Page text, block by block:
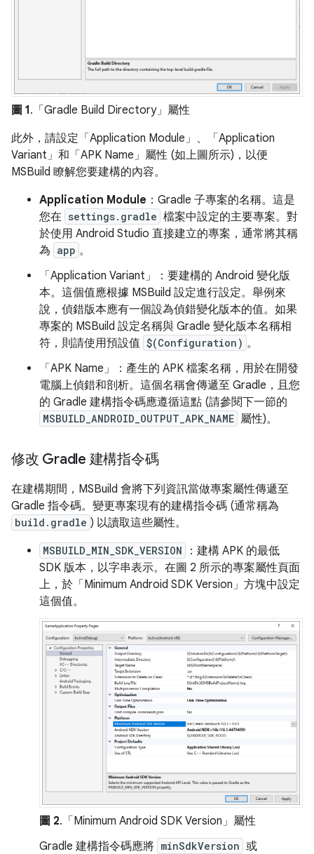
圖 1.「Gradle Build Directory」 屬性
此外，請設定「Application Module」 、「Application
Variant」 和「APK Name」 屬性 (如上圖所示)，以便
MSBuild 瞭解您要建構的內容。
Application Module ：Gradle 子專案的名稱。這是
您在 settings.gradle 檔案中設定的主要專案。對
於使用 Android Studio 直接建立的專案，通常將其稱
為 app 。
「Application Variant」
：要建構的 Android 變化版
本。這個值應根據 MSBuild 設定進行設定。舉例來
說，偵錯版本應有一個設為偵錯變化版本的值。如果
專案的 MSBuild 設定名稱與 Gradle 變化版本名稱相
符，則請使用預設值 $(Configuration) 。
「APK Name」
：產生的 APK 檔案名稱，用於在開發
電腦上偵錯和剖析。這個名稱會傳遞至 Gradle，且您
的 Gradle 建構指令碼應遵循這點 (請參閱下一節的
MSBUILD_ANDROID_OUTPUT_APK_NAME 屬性)。
修改 Gradle 建構指令碼
在建構期間，MSBuild 會將下列資訊當做專案屬性傳遞至
Gradle 指令碼。變更專案現有的建構指令碼 (通常稱為
build.gradle ) 以讀取這些屬性。
MSBUILD_MIN_SDK_VERSION
：建構 APK 的最低
SDK 版本，以字串表示。在圖 2 所示的專案屬性頁面
上，於「Minimum Android SDK Version」 方塊中設定
這個值。
圖 2.「Minimum Android SDK Version」 屬性
Gradle 建構指令碼應將 minSdkVersion 或